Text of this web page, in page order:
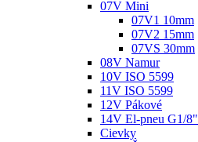
07V Mini
07V1 10mm
07V2 15mm
07VS 30mm
08V Namur
10V ISO 5599
11V ISO 5599
12V Pákové
14V El-pneu G1/8"
Cievky